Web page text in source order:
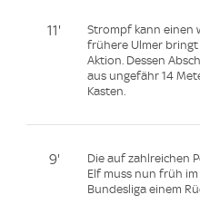
11'
Strompf kann einen
frühere Ulmer bringt
Aktion. Dessen
aus ungefähr 14
Kasten.
9'
Die auf zahlreichen
Elf muss nun früh im
Bundesliga einem